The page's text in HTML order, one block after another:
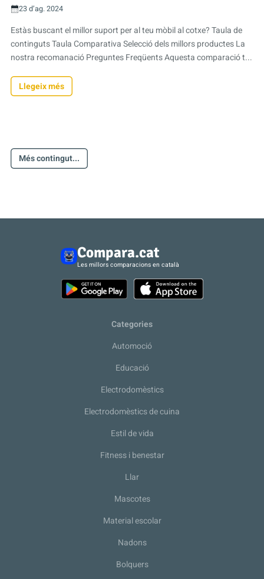
23 d’ag. 2024
Estàs buscant el millor suport per al teu mòbil al cotxe? Taula de
continguts Taula Comparativa Selecció dels millors productes La
nostra recomanació Preguntes Freqüents Aquesta comparació t...
Llegeix més
Més contingut...
Compara.cat
Les millors comparacions en català
Categories
Automoció
Educació
Electrodomèstics
Electrodomèstics de cuina
Estil de vida
Fitness i benestar
Llar
Mascotes
Material escolar
Nadons
Bolquers